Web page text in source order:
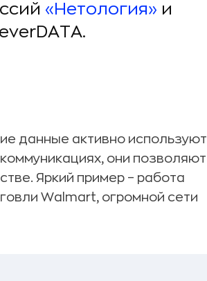
«Нетология» и
данные активно используют
они позволяют
Яркий пример – работа
Walmart, огромной сети